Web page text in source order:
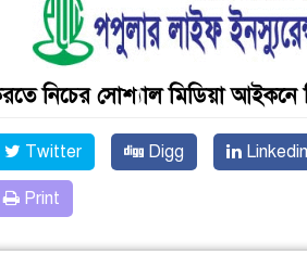
নিচের সোশ্যাল মিডিয়া
Twitter Digg Linkedin
Print